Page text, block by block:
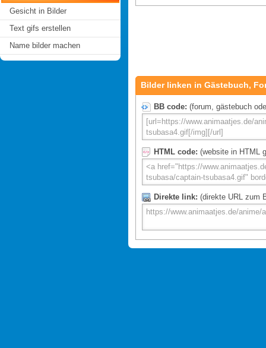
Gesicht in Bilder
Text gifs erstellen
Name bilder machen
Bilder linken in Gästebuch,
BB code: (forum, gästebuch
HTML code: (website in HTML
Direkte link: (direkte URL zum